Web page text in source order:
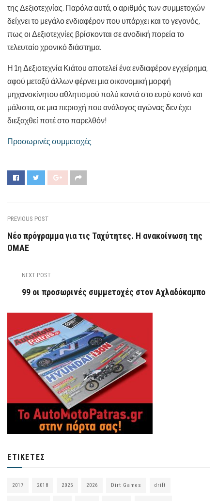
της Δεξιοτεχνίας. Παρόλα αυτά, ο αριθμός των συμμετοχών
δείχνει το μεγάλο ενδιαφέρον που υπάρχει και το γεγονός,
πως οι Δεξιοτεχνίες βρίσκονται σε ανοδική πορεία το
τελευταίο χρονικό διάστημα.
Η 1η Δεξιοτεχνία Κιάτου αποτελεί ένα ενδιαφέρον εγχείρημα,
αφού μεταξύ άλλων φέρνει μια οικονομική μορφή
μηχανοκίνητου αθλητισμού πολύ κοντά στο ευρύ κοινό και
μάλιστα, σε μια περιοχή που ανάλογος αγώνας δεν έχει
διεξαχθεί ποτέ στο παρελθόν!
Προσωρινές συμμετοχές
PREVIOUS POST
Νέο πρόγραμμα για τις Ταχύτητες. Η ανακοίνωση της
ΟΜΑΕ
NEXT POST
99 οι προσωρινές συμμετοχές στον Αχλαδόκαμπο
ΕΤΙΚΈΤΕΣ
2017 2018 2025 2026 Dirt Games drift